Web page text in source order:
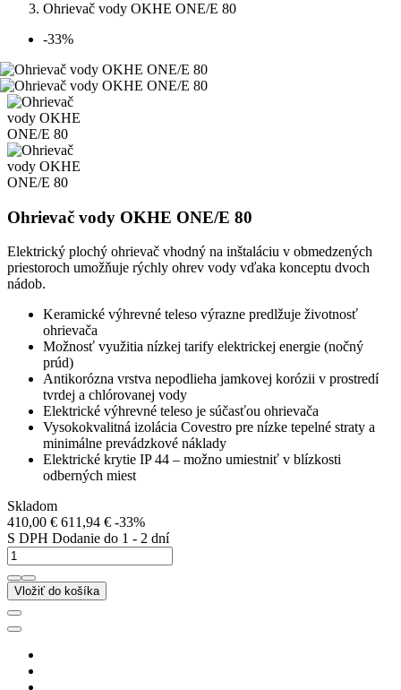
Ohrievač vody OKHE ONE/E 80
-33%
Ohrievač vody OKHE ONE/E 80
Elektrický plochý ohrievač vhodný na inštaláciu v obmedzených
priestoroch umožňuje rýchly ohrev vody vďaka konceptu dvoch
nádob.
Keramické výhrevné teleso výrazne predlžuje životnosť
ohrievača
Možnosť využitia nízkej tarify elektrickej energie (nočný
prúd)
Antikorózna vrstva nepodlieha jamkovej korózii v prostredí
tvrdej a chlórovanej vody
Elektrické výhrevné teleso je súčasťou ohrievača
Vysokokvalitná izolácia Covestro pre nízke tepelné straty a
minimálne prevádzkové náklady
Elektrické krytie IP 44 – možno umiestniť v blízkosti
odberných miest
Skladom
410,00 € 611,94 € -33%
S DPH Dodanie do 1 - 2 dní
Vložiť do košíka